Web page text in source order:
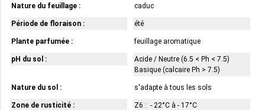
Nature du feuillage : caduc
Période de floraison : été
Plante parfumée : feuillage aromatique
pH du sol :
Acide / Neutre (6.5 < Ph < 7.5)
Basique (calcaire Ph > 7.5)
Nature du sol : s'adapte à tous les sols
Zone de rusticité : Z6 : - 22°C à - 17°C